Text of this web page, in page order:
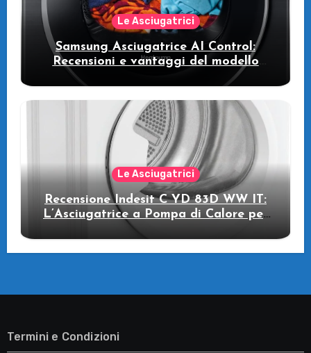
Le Asciugatrici
Samsung Asciugatrice AI Control:
Recensioni e vantaggi del modello
Le Asciugatrici
Recensione Indesit C YD 83D WW IT:
L’Asciugatrice a Pompa di Calore per
il Tuo Benessere
Termini e Condizioni